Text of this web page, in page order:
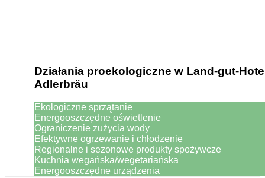
Działania proekologiczne w Land-gut-
Adlerbräu
Ekologiczne sprzątanie
Energooszczędne oświetlenie
Ograniczenie zużycia wody
Efektywne ogrzewanie i chłodzenie
Regionalne i sezonowe produkty spożywcze
Kuchnia wegańska/wegetariańska
Energooszczędne urządzenia